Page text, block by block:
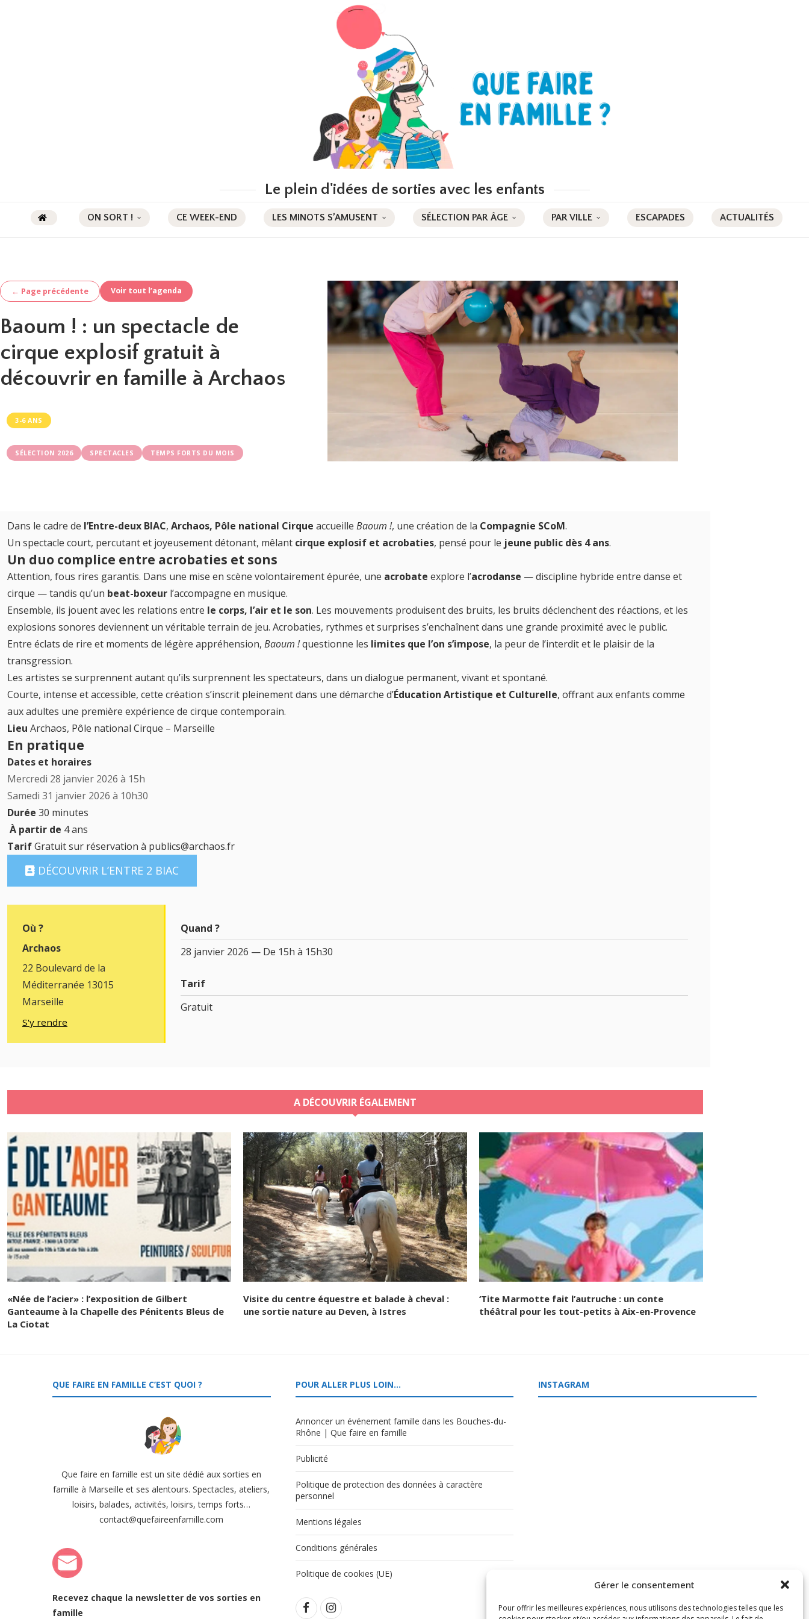
Gérer le consentement
Pour offrir les meilleures expériences, nous utilisons des technologies telles que les
Le plein d'idées de sorties avec les enfants
ON SORT ! CE WEEK-END LES MINOTS S’AMUSENT SÉLECTION PAR ÂGE PAR VILLE ESCAPADES ACTUALITÉS
← Page précédente Voir tout l’agenda
Baoum ! : un spectacle de
cirque explosif gratuit à
découvrir en famille à Archaos
3-6 ANS
SÉLECTION 2026 SPECTACLES TEMPS FORTS DU MOIS
Dans le cadre de l’Entre-deux BIAC, Archaos, Pôle national Cirque accueille Baoum !, une création de la Compagnie SCoM.
Un spectacle court, percutant et joyeusement détonant, mêlant cirque explosif et acrobaties, pensé pour le jeune public dès 4 ans.
Un duo complice entre acrobaties et sons
Attention, fous rires garantis. Dans une mise en scène volontairement épurée, une acrobate explore l’acrodanse — discipline hybride entre danse et
cirque — tandis qu’un beat-boxeur l’accompagne en musique.
Ensemble, ils jouent avec les relations entre le corps, l’air et le son. Les mouvements produisent des bruits, les bruits déclenchent des réactions, et les
explosions sonores deviennent un véritable terrain de jeu. Acrobaties, rythmes et surprises s’enchaînent dans une grande proximité avec le public.
Entre éclats de rire et moments de légère appréhension, Baoum !questionne les limites que l’on s’impose, la peur de l’interdit et le plaisir de la
transgression.
Les artistes se surprennent autant qu’ils surprennent les spectateurs, dans un dialogue permanent, vivant et spontané.
Courte, intense et accessible, cette création s’inscrit pleinement dans une démarche d’Éducation Artistique et Culturelle, offrant aux enfants comme
aux adultes une première expérience de cirque contemporain.
Lieu Archaos, Pôle national Cirque – Marseille
En pratique
Dates et horaires
Mercredi 28 janvier 2026 à 15h
Samedi 31 janvier 2026 à 10h30
Durée 30 minutes
À partir de 4 ans
TarifGratuit sur réservation à publics@archaos.fr
DÉCOUVRIR L’ENTRE 2 BIAC
Où ?
Archaos
22 Boulevard de la
Méditerranée 13015
Marseille
S'y rendre
Quand ?
28 janvier 2026 — De 15h à 15h30
Tarif
Gratuit
A DÉCOUVRIR ÉGALEMENT
«Née de l’acier» : l’exposition de Gilbert
Ganteaume à la Chapelle des Pénitents Bleus de
La Ciotat
Visite du centre équestre et balade à cheval :
une sortie nature au Deven, à Istres
‘Tite Marmotte fait l’autruche : un conte
théâtral pour les tout-petits à Aix-en-Provence
QUE FAIRE EN FAMILLE C’EST QUOI ?
Que faire en famille est un site dédié aux sorties en
famille à Marseille et ses alentours. Spectacles, ateliers,
loisirs, balades, activités, loisirs, temps forts…
contact@quefaireenfamille.com
Recevez chaque la newsletter de vos sorties en
famille
POUR ALLER PLUS LOIN…
Annoncer un événement famille dans les Bouches-du-
Rhône | Que faire en famille
Publicité
Politique de protection des données à caractère
personnel
Mentions légales
Conditions générales
Politique de cookies (UE)
INSTAGRAM